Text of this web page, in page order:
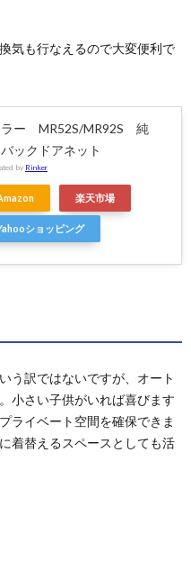
気も行なえるので大変便利で
ラー MR52S/MR92S 純
ックドアネット
by Rinker
楽天市場
ショッピング
う訳ではないですが、オート
小さい子供がいれば喜びます
ライベート空間を確保できま
着替えるスペースとしても活